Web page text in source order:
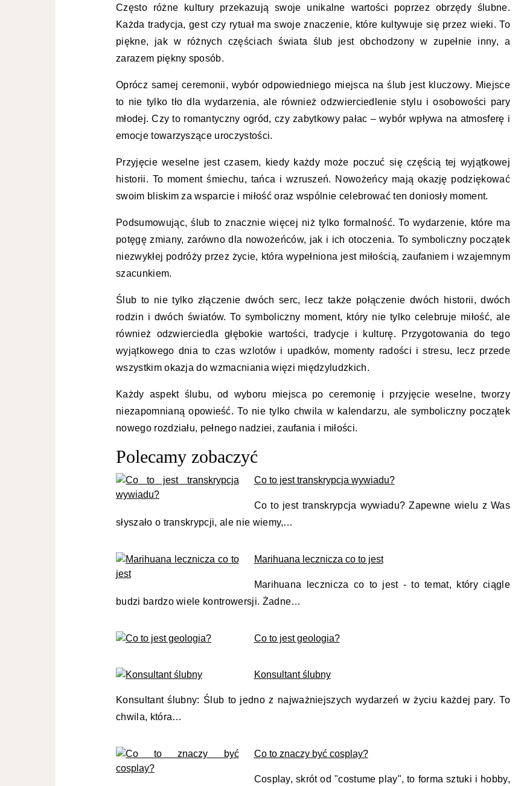
Często różne kultury przekazują swoje unikalne wartości poprzez obrzędy ślubne.
Każda tradycja, gest czy rytuał ma swoje znaczenie, które kultywuje się przez wieki. To
piękne, jak w różnych częściach świata ślub jest obchodzony w zupełnie inny, a
zarazem piękny sposób.
Oprócz samej ceremonii, wybór odpowiedniego miejsca na ślub jest kluczowy. Miejsce
to nie tylko tło dla wydarzenia, ale również odzwierciedlenie stylu i osobowości pary
młodej. Czy to romantyczny ogród, czy zabytkowy pałac – wybór wpływa na atmosferę i
emocje towarzyszące uroczystości.
Przyjęcie weselne jest czasem, kiedy każdy może poczuć się częścią tej wyjątkowej
historii. To moment śmiechu, tańca i wzruszeń. Nowożeńcy mają okazję podziękować
swoim bliskim za wsparcie i miłość oraz wspólnie celebrować ten doniosły moment.
Podsumowując, ślub to znacznie więcej niż tylko formalność. To wydarzenie, które ma
potęgę zmiany, zarówno dla nowożeńców, jak i ich otoczenia. To symboliczny początek
niezwykłej podróży przez życie, która wypełniona jest miłością, zaufaniem i wzajemnym
szacunkiem.
Ślub to nie tylko złączenie dwóch serc, lecz także połączenie dwóch historii, dwóch
rodzin i dwóch światów. To symboliczny moment, który nie tylko celebruje miłość, ale
również odzwierciedla głębokie wartości, tradycje i kulturę. Przygotowania do tego
wyjątkowego dnia to czas wzlotów i upadków, momenty radości i stresu, lecz przede
wszystkim okazja do wzmacniania więzi międzyludzkich.
Każdy aspekt ślubu, od wyboru miejsca po ceremonię i przyjęcie weselne, tworzy
niezapomnianą opowieść. To nie tylko chwila w kalendarzu, ale symboliczny początek
nowego rozdziału, pełnego nadziei, zaufania i miłości.
Polecamy zobaczyć
Co to jest transkrypcja wywiadu?
Co to jest transkrypcja wywiadu? Zapewne wielu z Was
słyszało o transkrypcji, ale nie wiemy,…
Marihuana lecznicza co to jest
Marihuana lecznicza co to jest - to temat, który ciągle
budzi bardzo wiele kontrowersji. Żadne…
Co to jest geologia?
Konsultant ślubny
Konsultant ślubny: Ślub to jedno z najważniejszych wydarzeń w życiu każdej pary. To
chwila, która…
Co to znaczy być cosplay?
Cosplay, skrót od "costume play", to forma sztuki i hobby,